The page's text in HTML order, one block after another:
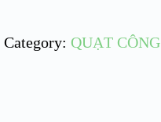
Category: QUẠT CÔNG